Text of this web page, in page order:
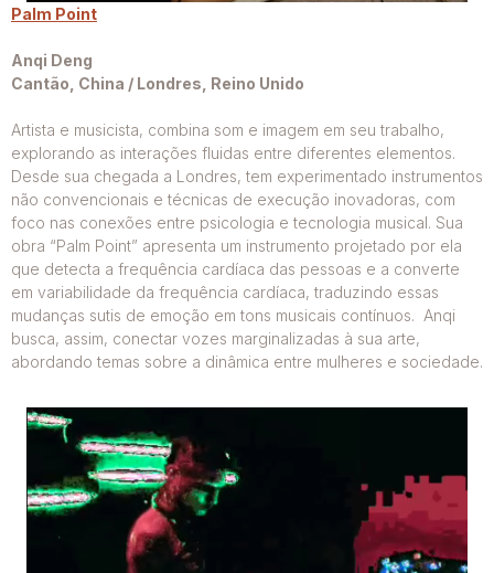
Palm Point
Anqi Deng
Cantão, China / Londres, Reino Unido
Artista e musicista, combina som e imagem em seu trabalho,
explorando as interações fluidas entre diferentes elementos.
Desde sua chegada a Londres, tem experimentado instrumentos
não convencionais e técnicas de execução inovadoras, com
foco nas conexões entre psicologia e tecnologia musical. Sua
obra “Palm Point” apresenta um instrumento projetado por ela
que detecta a frequência cardíaca das pessoas e a converte
em variabilidade da frequência cardíaca, traduzindo essas
mudanças sutis de emoção em tons musicais contínuos. Anqi
busca, assim, conectar vozes marginalizadas à sua arte,
abordando temas sobre a dinâmica entre mulheres e sociedade.